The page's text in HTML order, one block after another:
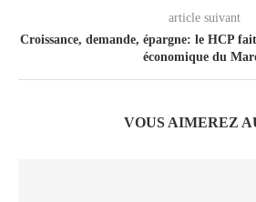
article suivant
Croissance, demande, épargne: le HCP
économique du
VOUS AIMEREZ